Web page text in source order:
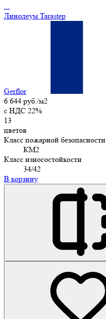
...
Линолеум Tarastep
Gerflor
6 644 руб./м2
c НДС 22%
13
цветов
Класс пожарной безопасности
КМ2
Класс износостойкости
34/42
В корзину